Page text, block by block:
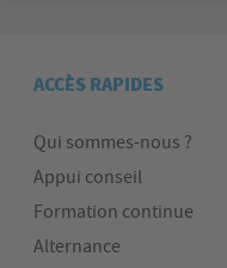
ACCÈS RAPIDES
Qui sommes-nous ?
Appui conseil
Formation continue
Alternance